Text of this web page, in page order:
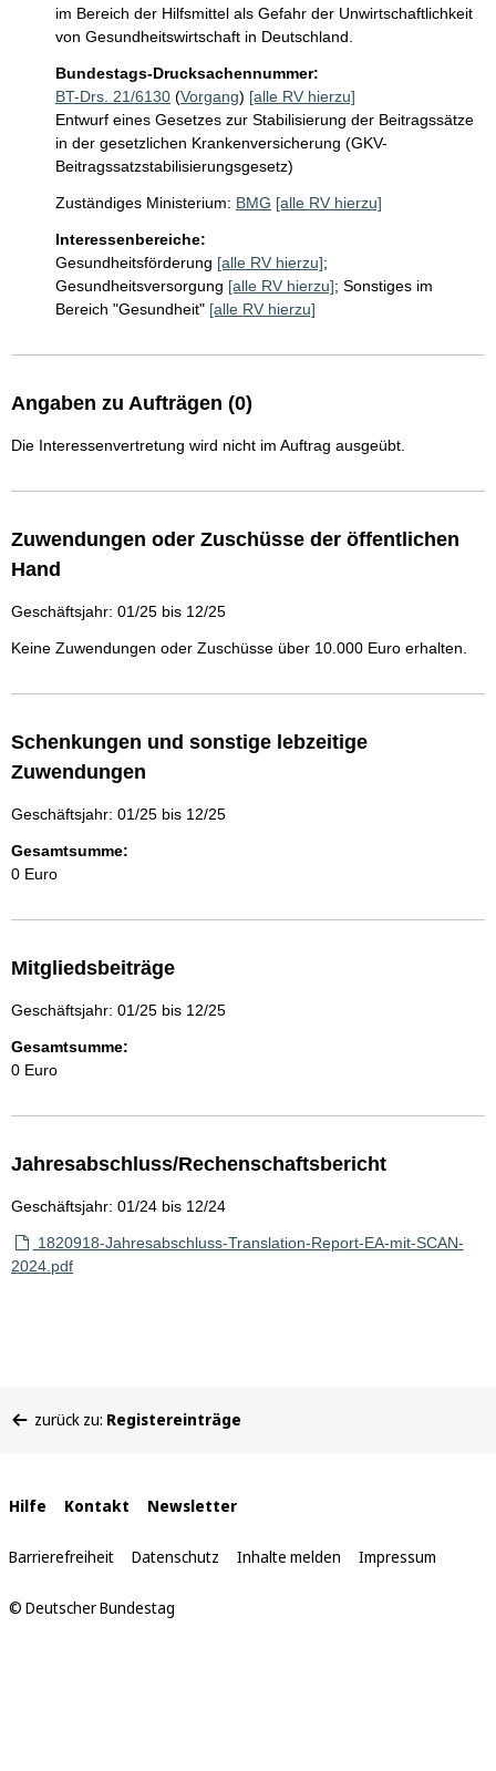
im Bereich der Hilfsmittel als Gefahr der Unwirtschaftlichkeit
von Gesundheitswirtschaft in Deutschland.
Bundestags-Drucksachennummer:
BT-Drs. 21/6130 (Vorgang) [alle RV hierzu]
Entwurf eines Gesetzes zur Stabilisierung der Beitragssätze
in der gesetzlichen Krankenversicherung (GKV-
Beitragssatzstabilisierungsgesetz)
Zuständiges Ministerium: BMG [alle RV hierzu]
Interessenbereiche:
Gesundheitsförderung [alle RV hierzu];
Gesundheitsversorgung [alle RV hierzu]; Sonstiges im
Bereich "Gesundheit" [alle RV hierzu]
Angaben zu Aufträgen (0)
Die Interessenvertretung wird nicht im Auftrag ausgeübt.
Zuwendungen oder Zuschüsse der öffentlichen
Hand
Geschäftsjahr: 01/25 bis 12/25
Keine Zuwendungen oder Zuschüsse über 10.000 Euro erhalten.
Schenkungen und sonstige lebzeitige
Zuwendungen
Geschäftsjahr: 01/25 bis 12/25
Gesamtsumme:
0 Euro
Mitgliedsbeiträge
Geschäftsjahr: 01/25 bis 12/25
Gesamtsumme:
0 Euro
Jahresabschluss/Rechenschaftsbericht
Geschäftsjahr: 01/24 bis 12/24
1820918-Jahresabschluss-Translation-Report-EA-mit-SCAN-
2024.pdf
befinden
zurück zu: Registereinträge
Interne
Links
Hilfe Kontakt Newsletter
Barrierefreiheit Datenschutz Inhalte melden Impressum
© Deutscher Bundestag